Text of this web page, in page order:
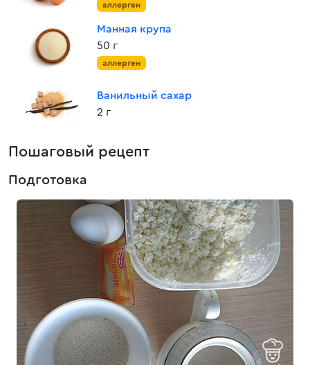
аллерген
Манная крупа
50 г
аллерген
Ванильный сахар
2 г
Пошаговый рецепт
Подготовка